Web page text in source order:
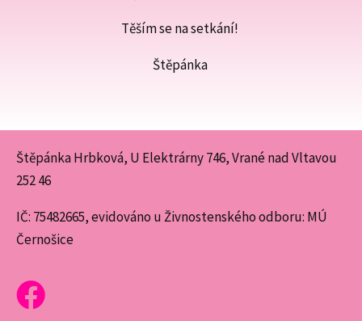
Těším se na setkání!
Štěpánka
Štěpánka Hrbková, U Elektrárny 746, Vrané nad Vltavou
252 46
IČ: 75482665, evidováno u Živnostenského odboru: MÚ
Černošice